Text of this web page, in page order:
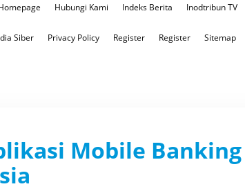
Hubungi Kami Indeks Berita Inodtribun TV
Siber Privacy Policy Register Register Sitemap
Mobile Banking